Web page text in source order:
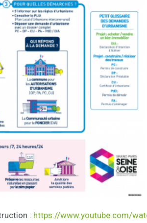
: https://www.youtube.com/